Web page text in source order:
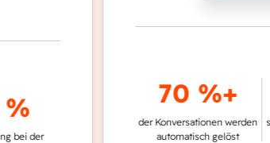
70 %+
der Konversationen werden
automatisch gelöst